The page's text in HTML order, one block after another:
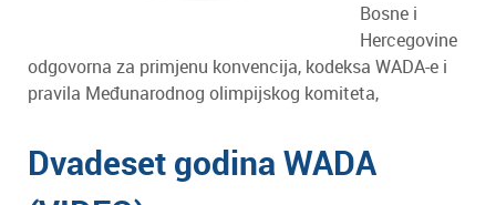
Bosne i
Hercegovine
odgovorna za primjenu konvencija, kodeksa WADA-e i
pravila Međunarodnog olimpijskog komiteta,
Dvadeset godina WADA